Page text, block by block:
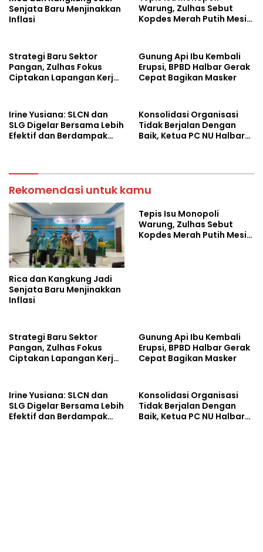
Senjata Baru Menjinakkan
Inflasi
Warung, Zulhas Sebut
Kopdes Merah Putih Mesin
Strategi Baru Sektor
Pangan, Zulhas Fokus
Ciptakan Lapangan Kerja
Gunung Api Ibu Kembali
Erupsi, BPBD Halbar Gerak
Cepat Bagikan Masker
Irine Yusiana: SLCN dan
SLG Digelar Bersama Lebih
Efektif dan Berdampak
Konsolidasi Organisasi
Tidak Berjalan Dengan
Baik, Ketua PC NU Halbar
Rekomendasi untuk kamu
Rica dan Kangkung Jadi
Senjata Baru Menjinakkan
Inflasi
Tepis Isu Monopoli
Warung, Zulhas Sebut
Kopdes Merah Putih Mesin
Strategi Baru Sektor
Pangan, Zulhas Fokus
Ciptakan Lapangan Kerja
Gunung Api Ibu Kembali
Erupsi, BPBD Halbar Gerak
Cepat Bagikan Masker
Irine Yusiana: SLCN dan
SLG Digelar Bersama Lebih
Efektif dan Berdampak
Konsolidasi Organisasi
Tidak Berjalan Dengan
Baik, Ketua PC NU Halbar